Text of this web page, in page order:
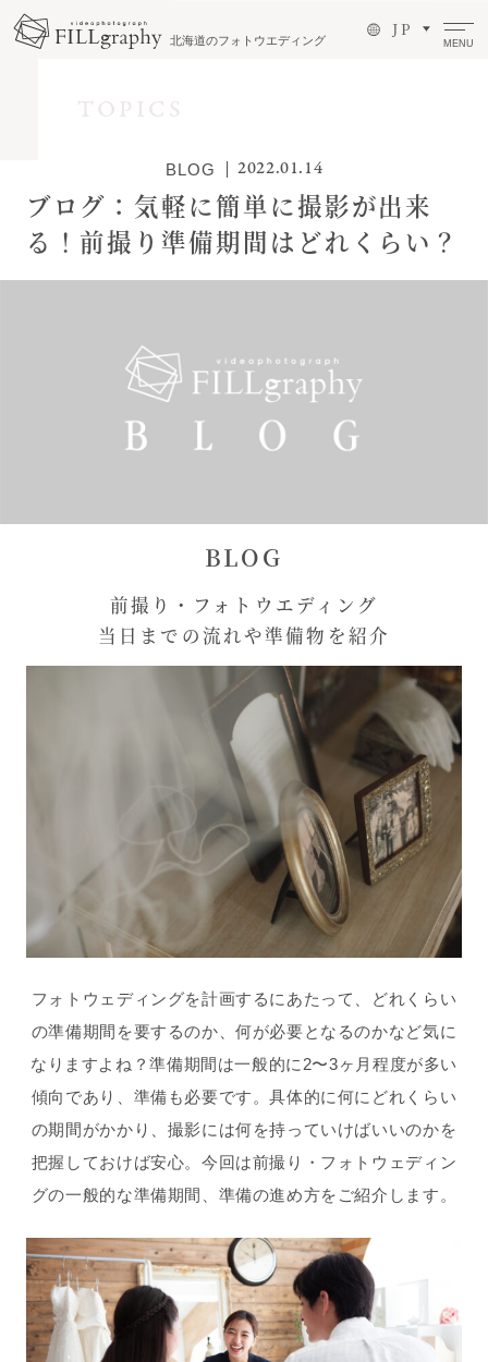
北海道のフォトウエディング
J P
MENU
TOPICS
BLOG 2022.01.14
ブログ：気軽に簡単に撮影が出来
る！前撮り準備期間はどれくらい？
BLOG
前撮り・フォトウエディング
当日までの流れや準備物を紹介
フォトウェディングを計画するにあたって、どれくらい
の準備期間を要するのか、何が必要となるのかなど気に
なりますよね？準備期間は一般的に2〜3ヶ月程度が多い
傾向であり、準備も必要です。具体的に何にどれくらい
の期間がかかり、撮影には何を持っていけばいいのかを
把握しておけば安心。今回は前撮り・フォトウェディン
グの一般的な準備期間、準備の進め方をご紹介します。